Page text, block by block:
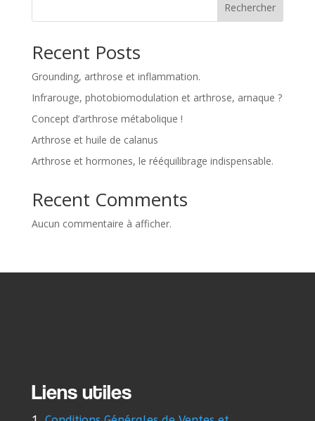
Rechercher
Recent Posts
Grounding, arthrose et inflammation.
Infrarouge, photobiomodulation et arthrose, arnaque ?
Concept d’arthrose métabolique !
Arthrose et huile de calanus
Arthrose et hormones, le rééquilibrage indispensable.
Recent Comments
Aucun commentaire à afficher.
Liens utiles